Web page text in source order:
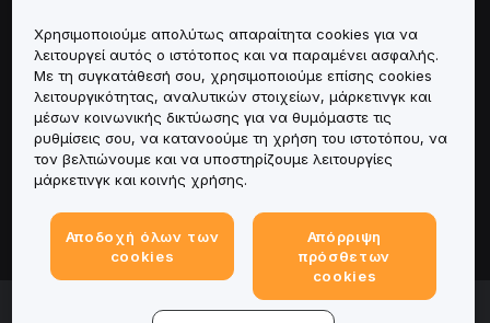
Υπηρεσίες
Υποστήριξη
Προϊόντα
Νομικά
© 2025-2026 Bybit.eu. Με την επιφύλαξη παντός
Χρησιμοποιούμε απολύτως απαραίτητα cookies για να
λειτουργεί αυτός ο ιστότοπος και να παραμένει ασφαλής.
Με τη συγκατάθεσή σου, χρησιμοποιούμε επίσης cookies
λειτουργικότητας, αναλυτικών στοιχείων, μάρκετινγκ και
μέσων κοινωνικής δικτύωσης για να θυμόμαστε τις
ρυθμίσεις σου, να κατανοούμε τη χρήση του ιστοτόπου, να
τον βελτιώνουμε και να υποστηρίζουμε λειτουργίες
μάρκετινγκ και κοινής χρήσης.
Αποδοχή όλων των
cookies
Απόρριψη
πρόσθετων
cookies